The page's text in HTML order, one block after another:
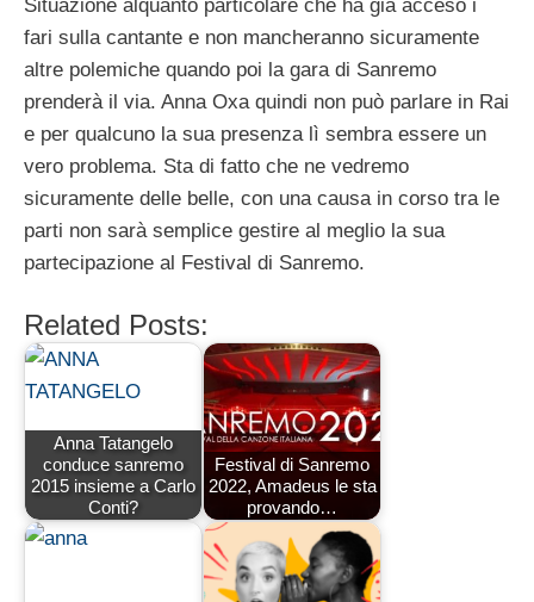
Situazione alquanto particolare che ha già acceso i
fari sulla cantante e non mancheranno sicuramente
altre polemiche quando poi la gara di Sanremo
prenderà il via. Anna Oxa quindi non può parlare in Rai
e per qualcuno la sua presenza lì sembra essere un
vero problema. Sta di fatto che ne vedremo
sicuramente delle belle, con una causa in corso tra le
parti non sarà semplice gestire al meglio la sua
partecipazione al Festival di Sanremo.
Related Posts:
Anna Tatangelo
conduce sanremo
2015 insieme a Carlo
Conti?
Festival di Sanremo
2022, Amadeus le sta
provando…